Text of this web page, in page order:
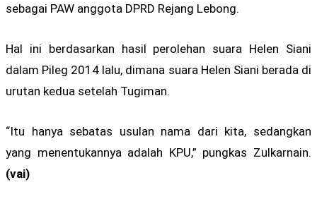
sebagai PAW anggota DPRD Rejang Lebong.
Hal ini berdasarkan hasil perolehan suara Helen Siani
dalam Pileg 2014 lalu, dimana suara Helen Siani berada di
urutan kedua setelah Tugiman.
“Itu hanya sebatas usulan nama dari kita, sedangkan
yang menentukannya adalah KPU,” pungkas Zulkarnain.
(vai)